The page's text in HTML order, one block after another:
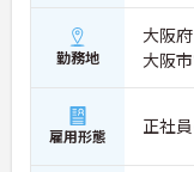
■ 運営に関わるや
自分の考えを活かし
・現場判断の余地が
→ 「任されるやりが
勤務地
大阪
大阪
雇用形態 正社